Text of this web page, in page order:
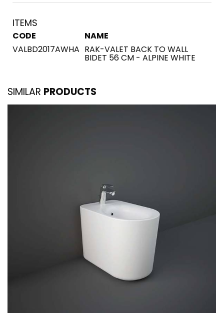
ITEMS
CODE
NAME
VALBD2017AWHA RAK-VALET BACK TO WALL
BIDET 56 CM - ALPINE WHITE
SIMILAR PRODUCTS